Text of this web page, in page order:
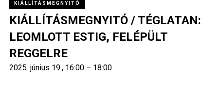
KIÁLLÍTÁSMEGNYITÓ
KIÁLLÍTÁSMEGNYITÓ / TÉGLATAN:
LEOMLOTT ESTIG, FELÉPÜLT
REGGELRE
2025. június 19., 16:00 – 18:00